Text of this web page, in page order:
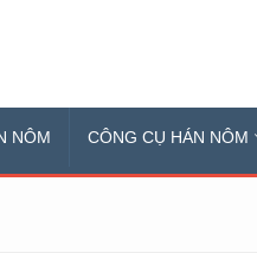
NÔM CÔNG CỤ HÁN NÔM